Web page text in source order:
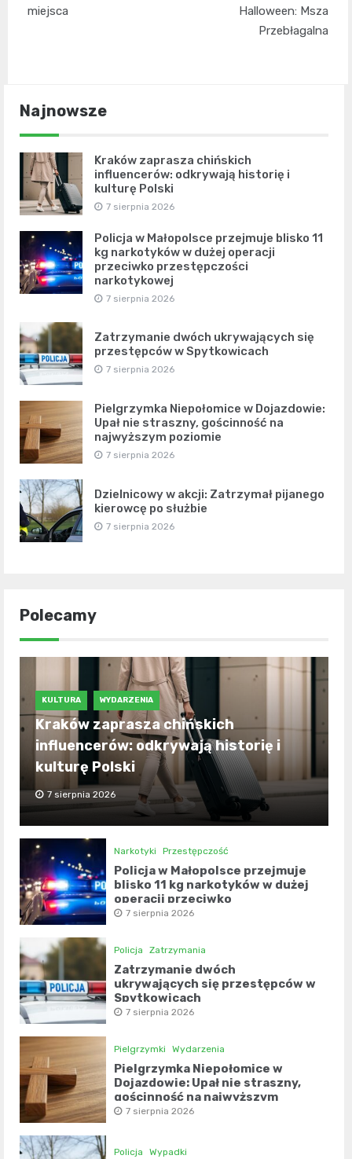
miejsca
Halloween: Msza
Przebłagalna
Najnowsze
Kraków zaprasza chińskich
influencerów: odkrywają historię i
kulturę Polski
7 sierpnia 2026
Policja w Małopolsce przejmuje blisko 11
kg narkotyków w dużej operacji
przeciwko przestępczości
narkotykowej
7 sierpnia 2026
Zatrzymanie dwóch ukrywających się
przestępców w Spytkowicach
7 sierpnia 2026
Pielgrzymka Niepołomice w Dojazdowie:
Upał nie straszny, gościnność na
najwyższym poziomie
7 sierpnia 2026
Dzielnicowy w akcji: Zatrzymał pijanego
kierowcę po służbie
7 sierpnia 2026
Polecamy
KULTURA WYDARZENIA
Kraków zaprasza chińskich
influencerów: odkrywają historię i
kulturę Polski
7 sierpnia 2026
Narkotyki Przestępczość
Policja w Małopolsce przejmuje
blisko 11 kg narkotyków w dużej
operacji przeciwko
przestępczości narkotykowej
7 sierpnia 2026
Policja Zatrzymania
Zatrzymanie dwóch
ukrywających się przestępców w
Spytkowicach
7 sierpnia 2026
Pielgrzymki Wydarzenia
Pielgrzymka Niepołomice w
Dojazdowie: Upał nie straszny,
gościnność na najwyższym
poziomie
7 sierpnia 2026
Policja Wypadki